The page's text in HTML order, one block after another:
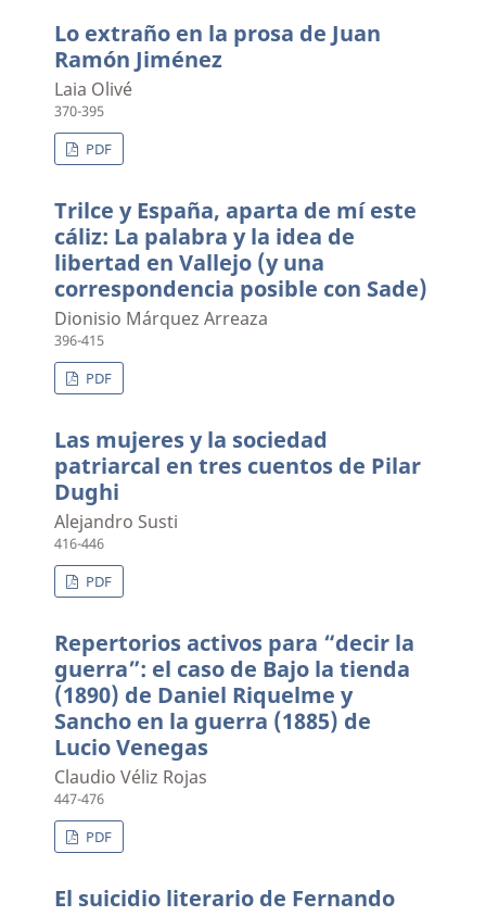
Lo extraño en la prosa de Juan
Ramón Jiménez
Laia Olivé
370-395
PDF
Trilce y España, aparta de mí este
cáliz: La palabra y la idea de
libertad en Vallejo (y una
correspondencia posible con Sade)
Dionisio Márquez Arreaza
396-415
PDF
Las mujeres y la sociedad
patriarcal en tres cuentos de Pilar
Dughi
Alejandro Susti
416-446
PDF
Repertorios activos para “decir la
guerra”: el caso de Bajo la tienda
(1890) de Daniel Riquelme y
Sancho en la guerra (1885) de
Lucio Venegas
Claudio Véliz Rojas
447-476
PDF
El suicidio literario de Fernando